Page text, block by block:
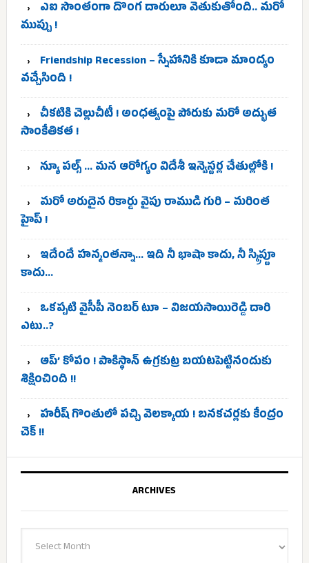
ఎఐ సొంతంగా దొంగ దారులూ వెతుకుతోంది.. మరో
ముప్పు !
Friendship Recession – స్నేహానికి కూడా మాంద్యం
వచ్చేసింది !
చీకటికి చెల్లుచీటీ ! అంధత్వంపై పోరుకు మరో అద్భుత
సాంకేతికత !
న్యూ పల్స్ … మన ఆరోగ్యం విదేశీ ఇన్వెస్టర్ల చేతుల్లోకి !
మరో అరుదైన రికార్డు వైపు రాముడి గురి – మరింత
హైప్ !
ఇదేందే హన్మంతన్నా… ఇది నీ భాషా కాదు, నీ స్క్రిప్టూ
కాదు…
ఒకప్పటి వైసీపీ నెంబర్ టూ – విజయసాయిరెడ్డి దారి
ఎటు..?
ఆప్’ కోపం ! పాకిస్థాన్ ఉగ్రకుట్ర బయటపెట్టినందుకు
శిక్షించింది !!
హరీష్ గొంతులో పచ్చి వెలక్కాయ ! బనకచర్లకు కేంద్రం
చెక్ !!
ARCHIVES